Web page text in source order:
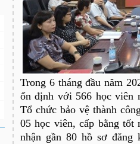
Trong 6 tháng đầu năm
ổn định với 566 học viên
Tổ chức bảo vệ thành
05 học viên, cấp bằng tốt
nhận gần 80 hồ sơ